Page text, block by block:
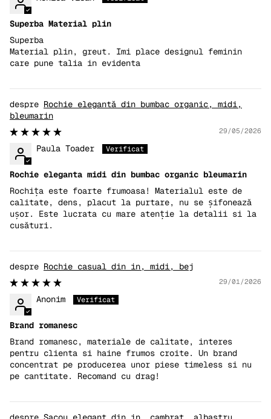
Superba Material plin
Superba
Material plin, greut. Imi place designul feminin
care pune talia in evidenta
Rochie elegantă din bumbac organic, midi,
bleumarin
29/05/2026
Paula Toader
Rochie eleganta midi din bumbac organic bleumarin
Rochița este foarte frumoasa! Materialul este de
calitate, dens, placut la purtare, nu se șifonează
ușor. Este lucrata cu mare atenție la detalii si la
cusături.
Rochie casual din in, midi, bej
29/01/2026
Anonim
Brand romanesc
Brand romanesc, materiale de calitate, interes
pentru clienta si haine frumos croite. Un brand
concentrat pe producerea unor piese timeless si nu
pe cantitate. Recomand cu drag!